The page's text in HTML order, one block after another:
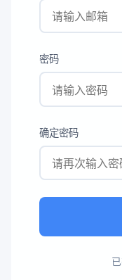
密码
确定密码